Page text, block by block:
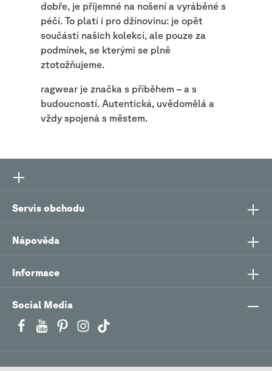
dobře, je příjemné na nošení a vyráběné s
péčí. To platí i pro džínovinu: je opět
součástí našich kolekcí, ale pouze za
podmínek, se kterými se plně
ztotožňujeme.
ragwear je značka s příběhem – a s
budoucností. Autentická, uvědomělá a
vždy spojená s městem.
Social Media
Servis obchodu
Nápověda
Informace